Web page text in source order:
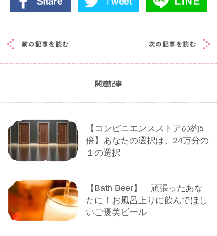
関連記事
【コンビニエンスストアの約5
倍】あなたの選択は、24万分の
１の選択
【Bath Beer】 頑張ったあな
たに！お風呂上りに飲んでほし
いご褒美ビール